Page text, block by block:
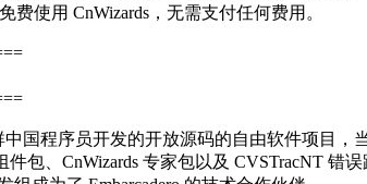
费使用 CnWizards，无需支付任何费用。
中国程序员开发的开放源码的自由软件项目，
件包、CnWizards 专家包以及 CVSTracNT 错